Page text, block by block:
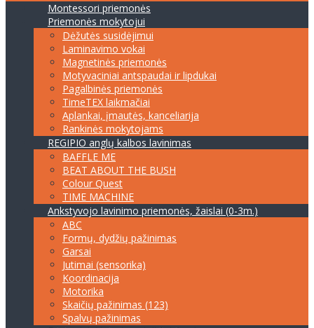
Montessori priemonės
Priemonės mokytojui
Dėžutės susidėjimui
Laminavimo vokai
Magnetinės priemonės
Motyvaciniai antspaudai ir lipdukai
Pagalbinės priemonės
TimeTEX laikmačiai
Aplankai, įmautės, kanceliarija
Rankinės mokytojams
REGIPIO anglų kalbos lavinimas
BAFFLE ME
BEAT ABOUT THE BUSH
Colour Quest
TIME MACHINE
Ankstyvojo lavinimo priemonės, žaislai (0-3m.)
ABC
Formų, dydžių pažinimas
Garsai
Jutimai (sensorika)
Koordinacija
Motorika
Skaičių pažinimas (123)
Spalvų pažinimas